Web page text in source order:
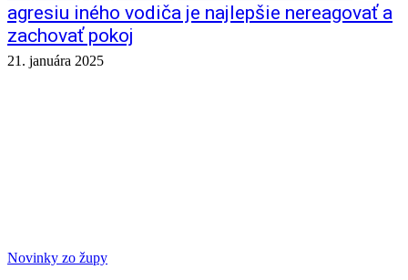
agresiu iného vodiča je najlepšie nereagovať a
zachovať pokoj
21. januára 2025
Novinky zo župy